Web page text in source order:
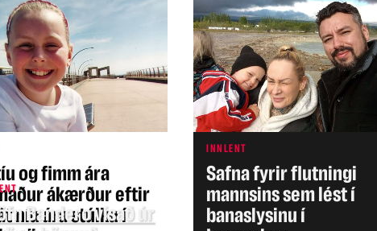
og fimm ára
ákærður eftir
níu ára stúlku í
INNLENT
Safna fyrir flutningi
mannsins sem lést í
banaslysinu í
Bandero vísað úr